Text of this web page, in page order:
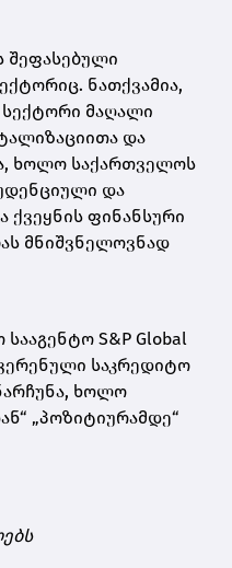
შეფასებული
ნათქვამია,
მაღალი
და
ხოლო საქართველოს
და
ფინანსური
მნიშვნელოვნად
S&P Global
საკრედიტო
ხოლო
„პოზიტიურამდე“